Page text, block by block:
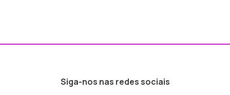
Siga-nos nas redes sociais